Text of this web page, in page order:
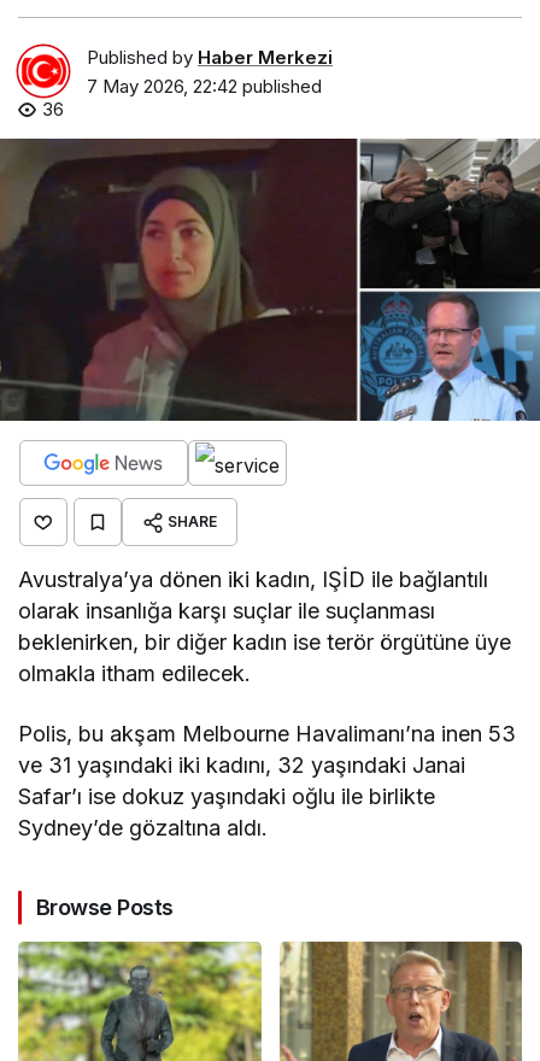
Published by Haber Merkezi
7 May 2026, 22:42 published
36
SHARE
Avustralya’ya dönen iki kadın, IŞİD ile bağlantılı
olarak insanlığa karşı suçlar ile suçlanması
beklenirken, bir diğer kadın ise terör örgütüne üye
olmakla itham edilecek.
Polis, bu akşam Melbourne Havalimanı’na inen 53
ve 31 yaşındaki iki kadını, 32 yaşındaki Janai
Safar’ı ise dokuz yaşındaki oğlu ile birlikte
Sydney’de gözaltına aldı.
Browse Posts